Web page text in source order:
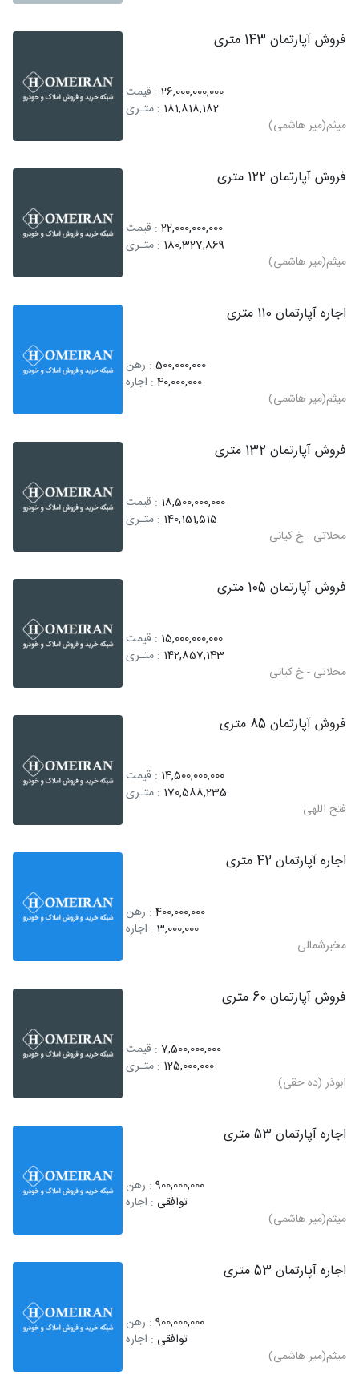
فروش آپارتمان 143 متری
26,000,000,000 : قیمت
181,818,182 : متـری
میثم(میر هاشمی)
فروش آپارتمان 122 متری
22,000,000,000 : قیمت
180,327,869 : متـری
میثم(میر هاشمی)
اجاره آپارتمان 110 متری
500,000,000 : رهن
40,000,000 : اجاره
میثم(میر هاشمی)
فروش آپارتمان 132 متری
18,500,000,000 : قیمت
140,151,515 : متـری
محلاتی - خ کیانی
فروش آپارتمان 105 متری
15,000,000,000 : قیمت
142,857,143 : متـری
محلاتی - خ کیانی
فروش آپارتمان 85 متری
14,500,000,000 : قیمت
170,588,235 : متـری
فتح اللهی
اجاره آپارتمان 42 متری
400,000,000 : رهن
3,000,000 : اجاره
مخبرشمالی
فروش آپارتمان 60 متری
7,500,000,000 : قیمت
125,000,000 : متـری
ابوذر (ده حقی)
اجاره آپارتمان 53 متری
900,000,000 : رهن
توافقی : اجاره
میثم(میر هاشمی)
اجاره آپارتمان 53 متری
900,000,000 : رهن
توافقی : اجاره
میثم(میر هاشمی)